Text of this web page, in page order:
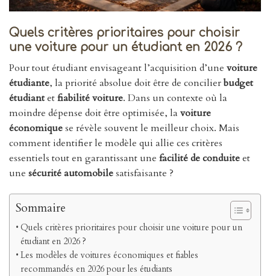
Quels critères prioritaires pour choisir
une voiture pour un étudiant en 2026 ?
Pour tout étudiant envisageant l’acquisition d’une voiture
étudiante, la priorité absolue doit être de concilierbudget
étudiantetfiabilité voiture. Dans un contexte où la
moindre dépense doit être optimisée, la voiture
économiquese révèle souvent le meilleur choix. Mais
comment identifier le modèle qui allie ces critères
essentiels tout en garantissant une facilité de conduiteet
une sécurité automobilesatisfaisante ?
Sommaire
Quels critères prioritaires pour choisir une voiture pour un
étudiant en 2026 ?
Les modèles de voitures économiques et fiables
recommandés en 2026 pour les étudiants